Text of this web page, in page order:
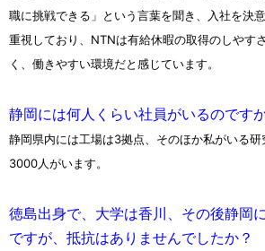
職に挑戦できる」という言葉を聞き、入社を決
重視しており、NTNは有給休暇の取得のしやす
く、働きやすい環境だと感じています。
静岡には何人くらい社員がいるのです
静岡県内には工場は3拠点、そのほか私がいる
3000人がいます。
徳島出身で、大学は香川、その後静岡
ですが、抵抗はありませんでしたか？